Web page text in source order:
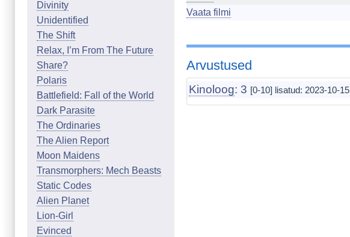
Divinity
Unidentified
The Shift
Relax, I’m From The Future
Share?
Polaris
Battlefield: Fall of the World
Dark Parasite
The Ordinaries
The Alien Report
Moon Maidens
Transmorphers: Mech Beasts
Static Codes
Alien Planet
Lion-Girl
Evinced
Vaata filmi
Arvustused
Kinoloog: 3 [0-10] lisatud: 2023-10-15